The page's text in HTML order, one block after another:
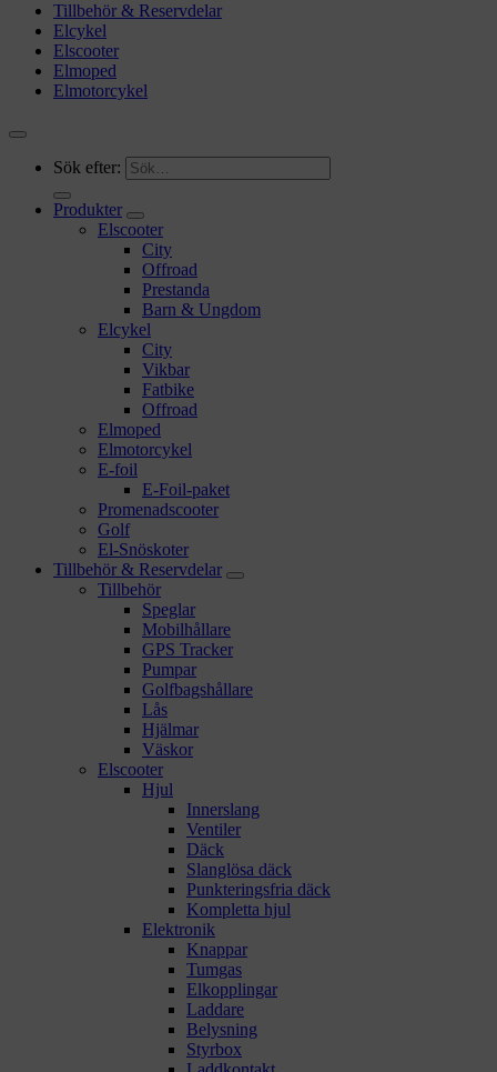
Tillbehör & Reservdelar
Elcykel
Elscooter
Elmoped
Elmotorcykel
Sök efter:
Produkter
Elscooter
City
Offroad
Prestanda
Barn & Ungdom
Elcykel
City
Vikbar
Fatbike
Offroad
Elmoped
Elmotorcykel
E-foil
E-Foil-paket
Promenadscooter
Golf
El-Snöskoter
Tillbehör & Reservdelar
Tillbehör
Speglar
Mobilhållare
GPS Tracker
Pumpar
Golfbagshållare
Lås
Hjälmar
Väskor
Elscooter
Hjul
Innerslang
Ventiler
Däck
Slanglösa däck
Punkteringsfria däck
Kompletta hjul
Elektronik
Knappar
Tumgas
Elkopplingar
Laddare
Belysning
Styrbox